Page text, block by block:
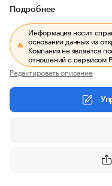
Подробнее
Информация носит
основании данных из
Компания не является
отношений с сервисом
Редактировать описание